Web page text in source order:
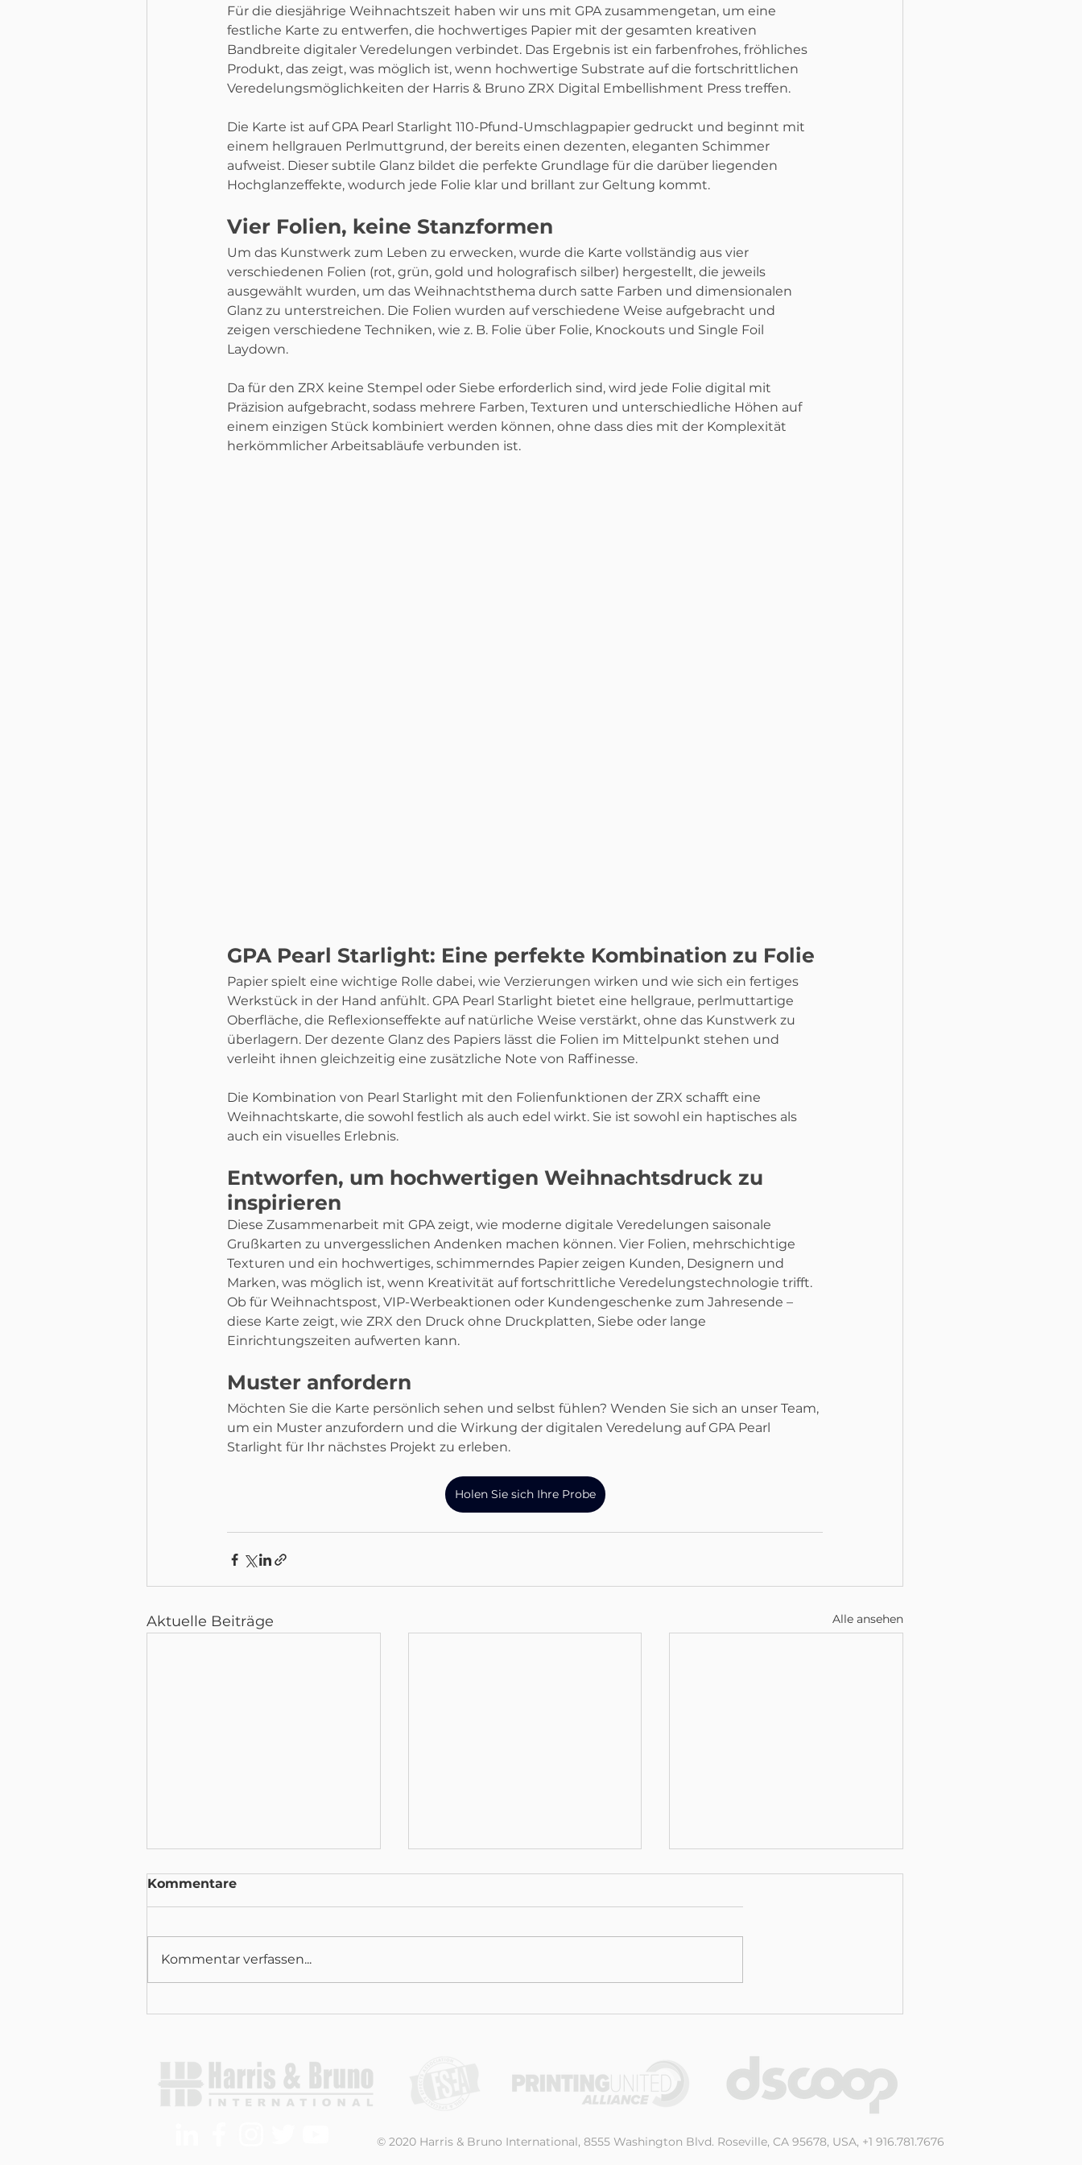
Für die diesjährige Weihnachtszeit haben wir uns mit GPA zusammengetan, um eine
festliche Karte zu entwerfen, die hochwertiges Papier mit der gesamten kreativen
Bandbreite digitaler Veredelungen verbindet. Das Ergebnis ist ein farbenfrohes, fröhliches
Produkt, das zeigt, was möglich ist, wenn hochwertige Substrate auf die fortschrittlichen
Veredelungsmöglichkeiten der Harris & Bruno ZRX Digital Embellishment Press treffen.
Die Karte ist auf GPA Pearl Starlight 110-Pfund-Umschlagpapier gedruckt und beginnt mit
einem hellgrauen Perlmuttgrund, der bereits einen dezenten, eleganten Schimmer
aufweist. Dieser subtile Glanz bildet die perfekte Grundlage für die darüber liegenden
Hochglanzeffekte, wodurch jede Folie klar und brillant zur Geltung kommt.
Vier Folien, keine Stanzformen
Um das Kunstwerk zum Leben zu erwecken, wurde die Karte vollständig aus vier
verschiedenen Folien (rot, grün, gold und holografisch silber) hergestellt, die jeweils
ausgewählt wurden, um das Weihnachtsthema durch satte Farben und dimensionalen
Glanz zu unterstreichen. Die Folien wurden auf verschiedene Weise aufgebracht und
zeigen verschiedene Techniken, wie z. B. Folie über Folie, Knockouts und Single Foil
Laydown.
Da für den ZRX keine Stempel oder Siebe erforderlich sind, wird jede Folie digital mit
Präzision aufgebracht, sodass mehrere Farben, Texturen und unterschiedliche Höhen auf
einem einzigen Stück kombiniert werden können, ohne dass dies mit der Komplexität
herkömmlicher Arbeitsabläufe verbunden ist.
GPA Pearl Starlight: Eine perfekte Kombination zu Folie
Papier spielt eine wichtige Rolle dabei, wie Verzierungen wirken und wie sich ein fertiges
Werkstück in der Hand anfühlt. GPA Pearl Starlight bietet eine hellgraue, perlmuttartige
Oberfläche, die Reflexionseffekte auf natürliche Weise verstärkt, ohne das Kunstwerk zu
überlagern. Der dezente Glanz des Papiers lässt die Folien im Mittelpunkt stehen und
verleiht ihnen gleichzeitig eine zusätzliche Note von Raffinesse.
Die Kombination von Pearl Starlight mit den Folienfunktionen der ZRX schafft eine
Weihnachtskarte, die sowohl festlich als auch edel wirkt. Sie ist sowohl ein haptisches als
auch ein visuelles Erlebnis.
Entworfen, um hochwertigen Weihnachtsdruck zu
inspirieren
Diese Zusammenarbeit mit GPA zeigt, wie moderne digitale Veredelungen saisonale
Grußkarten zu unvergesslichen Andenken machen können. Vier Folien, mehrschichtige
Texturen und ein hochwertiges, schimmerndes Papier zeigen Kunden, Designern und
Marken, was möglich ist, wenn Kreativität auf fortschrittliche Veredelungstechnologie trifft.
Ob für Weihnachtspost, VIP-Werbeaktionen oder Kundengeschenke zum Jahresende –
diese Karte zeigt, wie ZRX den Druck ohne Druckplatten, Siebe oder lange
Einrichtungszeiten aufwerten kann.
Muster anfordern
Möchten Sie die Karte persönlich sehen und selbst fühlen? Wenden Sie sich an unser Team,
um ein Muster anzufordern und die Wirkung der digitalen Veredelung auf GPA Pearl
Starlight für Ihr nächstes Projekt zu erleben.
Holen Sie sich Ihre Probe
Aktuelle Beiträge Alle ansehen
Kommentare
Kommentar verfassen...
© 2020 Harris & Bruno International, 8555 Washington Blvd. Roseville, CA 95678, USA, +1 916.781.7676